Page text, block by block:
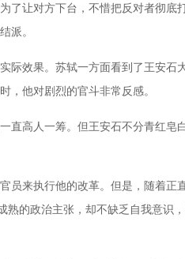
让对方下台，不惜把反对者彻底
派。
效果。苏轼一方面看到了王安石
，他对剧烈的官斗非常反感。
高人一筹。但王安石不分青红皂
来执行他的改革。但是，随着正
熟的政治主张，却不缺乏自我意识